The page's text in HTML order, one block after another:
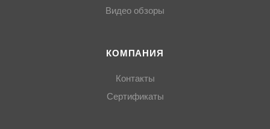
Видео обзоры
КОМПАНИЯ
Контакты
Сертификаты